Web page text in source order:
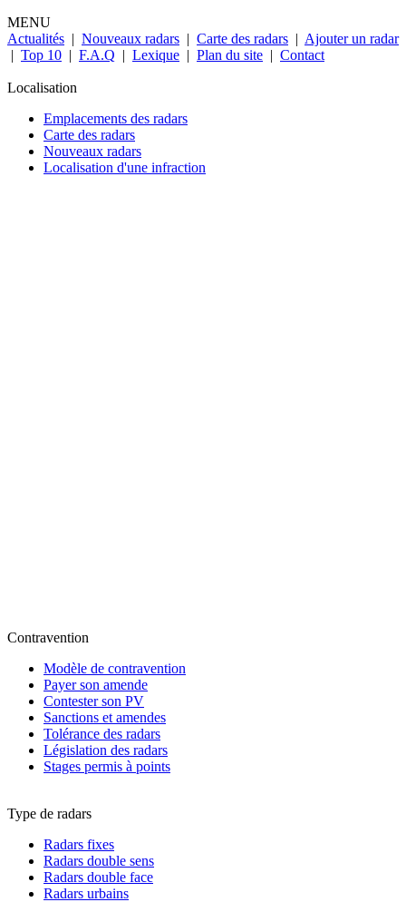
MENU
Actualités | Nouveaux radars | Carte des radars | Ajouter un radar
| Top 10 | F.A.Q | Lexique | Plan du site | Contact
Localisation
Emplacements des radars
Carte des radars
Nouveaux radars
Localisation d'une infraction
Contravention
Modèle de contravention
Payer son amende
Contester son PV
Sanctions et amendes
Tolérance des radars
Législation des radars
Stages permis à points
Type de radars
Radars fixes
Radars double sens
Radars double face
Radars urbains